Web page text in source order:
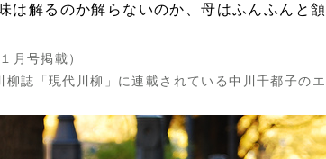
は解るのか解らないのか、母はふんふんと頷
月号掲載）
柳誌「現代川柳」に連載されている中川千都子のエ